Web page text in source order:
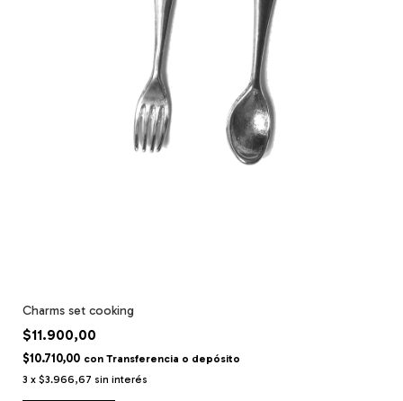
Charms set cooking
$11.900,00
$10.710,00 con Transferencia o depósito
3 x $3.966,67 sin interés